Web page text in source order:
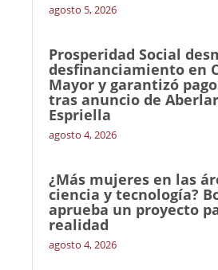
agosto 5, 2026
Prosperidad Social
desfinanciamiento en
Mayor y garantizó
tras anuncio de
Espriella
agosto 4, 2026
¿Más mujeres en las
ciencia y tecnología?
aprueba un proyecto
realidad
agosto 4, 2026